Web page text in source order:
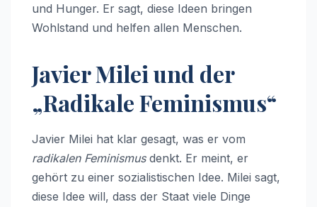
und Hunger. Er sagt, diese Ideen bringen
Wohlstand und helfen allen Menschen.
Javier Milei und der
„Radikale Feminismus“
Javier Milei hat klar gesagt, was er vom
radikalen Feminismusdenkt. Er meint, er
gehört zu einer sozialistischen Idee. Milei sagt,
diese Idee will, dass der Staat viele Dinge